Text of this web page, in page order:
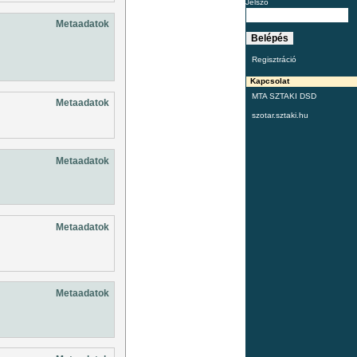
Jelszó
Regisztráció
Kapcsolat
MTA SZTAKI DSD
szotar.sztaki.hu
Metaadatok
Metaadatok
Metaadatok
Metaadatok
Metaadatok